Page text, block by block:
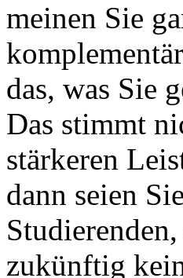
meinen Sie
das, was Sie
Das stimmt
stärkeren
dann seien
zukünftig